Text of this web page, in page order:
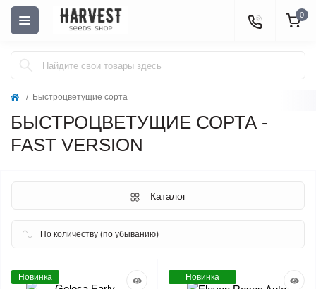
0
Быстроцветущие сорта
БЫСТРОЦВЕТУЩИЕ СОРТА -
FAST VERSION
Каталог
Новинка Новинка